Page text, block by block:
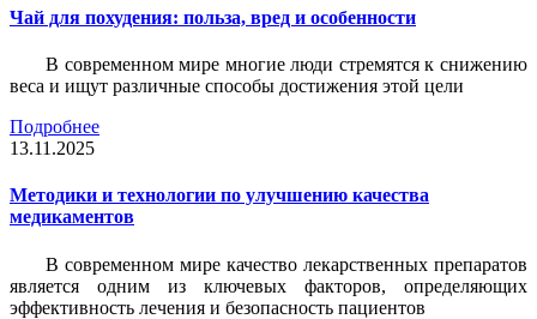
Чай для похудения: польза, вред и особенности
В современном мире многие люди стремятся к снижению
веса и ищут различные способы достижения этой цели
Подробнее
13.11.2025
Методики и технологии по улучшению качества
медикаментов
В современном мире качество лекарственных препаратов
является одним из ключевых факторов, определяющих
эффективность лечения и безопасность пациентов